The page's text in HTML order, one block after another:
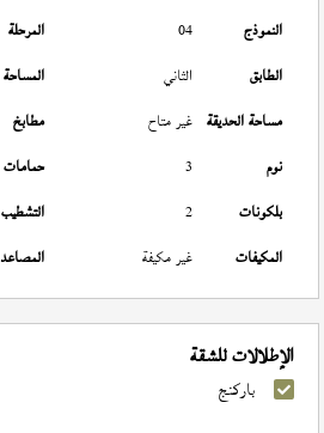
النموذج
04 المرحلة
الطابق
الثاني المساحة
مساحة الحديقة غير متاح مطابخ
نوم
3 حمامات
بلكونات
2 التشطيب
المكيفات
غير مكيفة المصاعد
الإطلالات للشقة
باركنج